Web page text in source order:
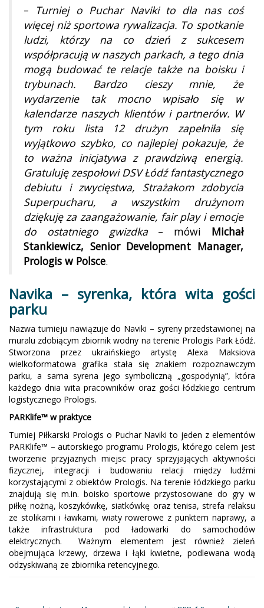
– Turniej o Puchar Naviki to dla nas coś
więcej niż sportowa rywalizacja. To spotkanie
ludzi, którzy na co dzień z sukcesem
współpracują w naszych parkach, a tego dnia
mogą budować te relacje także na boisku i
trybunach. Bardzo cieszy mnie, że
wydarzenie tak mocno wpisało się w
kalendarze naszych klientów i partnerów. W
tym roku lista 12 drużyn zapełniła się
wyjątkowo szybko, co najlepiej pokazuje, że
to ważna inicjatywa z prawdziwą energią.
Gratuluję zespołowi DSV Łódź fantastycznego
debiutu i zwycięstwa, Strażakom zdobycia
Superpucharu, a wszystkim drużynom
dziękuję za zaangażowanie, fair play i emocje
do ostatniego gwizdka– mówi Michał
Stankiewicz, Senior Development Manager,
Prologis w Polsce.
Navika – syrenka, która wita gości
parku
Nazwa turnieju nawiązuje do Naviki – syreny przedstawionej na
muralu zdobiącym zbiornik wodny na terenie Prologis Park Łódź.
Stworzona przez ukraińskiego artystę Alexa Maksiova
wielkoformatowa grafika stała się znakiem rozpoznawczym
parku, a sama syrena jego symboliczną „gospodynią”, która
każdego dnia wita pracowników oraz gości łódzkiego centrum
logistycznego Prologis.
PARKlife™ w praktyce
Turniej Piłkarski Prologis o Puchar Naviki to jeden z elementów
PARKlife™ – autorskiego programu Prologis, którego celem jest
tworzenie przyjaznych miejsc pracy sprzyjających aktywności
fizycznej, integracji i budowaniu relacji między ludźmi
korzystającymi z obiektów Prologis. Na terenie łódzkiego parku
znajdują się m.in. boisko sportowe przystosowane do gry w
piłkę nożną, koszykówkę, siatkówkę oraz tenisa, strefa relaksu
ze stolikami i ławkami, wiaty rowerowe z punktem naprawy, a
także infrastruktura pod ładowarki do samochodów
elektrycznych. Ważnym elementem jest również zieleń
obejmująca krzewy, drzewa i łąki kwietne, podlewana wodą
odzyskiwaną ze zbiornika retencyjnego.